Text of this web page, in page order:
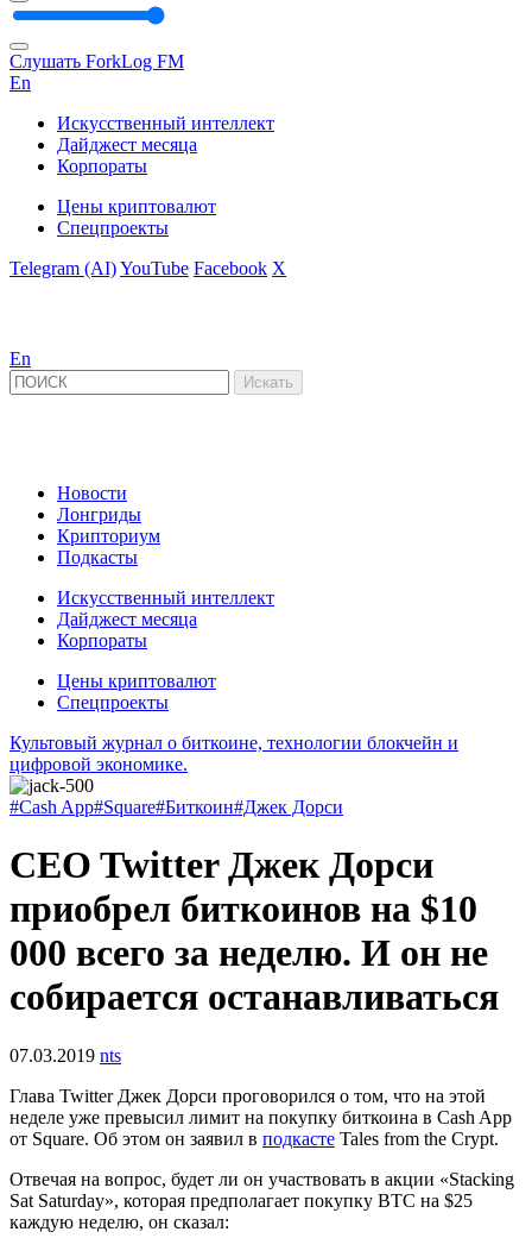
Слушать ForkLog FM
En
Искусственный интеллект
Дайджест месяца
Корпораты
Цены криптовалют
Спецпроекты
Telegram (AI)YouTube Facebook X
En
Новости
Лонгриды
Крипториум
Подкасты
Искусственный интеллект
Дайджест месяца
Корпораты
Цены криптовалют
Спецпроекты
Культовый журнал о биткоине, технологии блокчейн и
цифровой экономике.
#Cash App#Square#Биткоин#Джек Дорси
CEO Twitter Джек Дорси
приобрел биткоинов на $10
000 всего за неделю. И он не
собирается останавливаться
07.03.2019 nts
Глава Twitter Джек Дорси проговорился о том, что на этой
неделе уже превысил лимит на покупку биткоина в Cash App
от Square. Об этом он заявил в подкасте Tales from the Crypt.
Отвечая на вопрос, будет ли он участвовать в акции «Stacking
Sat Saturday», которая предполагает покупку BTC на $25
каждую неделю, он сказал: